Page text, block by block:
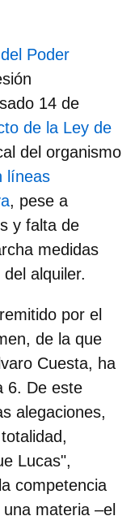
Poder
14 de
de la Ley de
del organismo
líneas
, pese a
y falta de
medidas
alquiler.
por el
de la que
Cuesta, ha
6. De este
alegaciones,
Lucas",
competencia
materia –el